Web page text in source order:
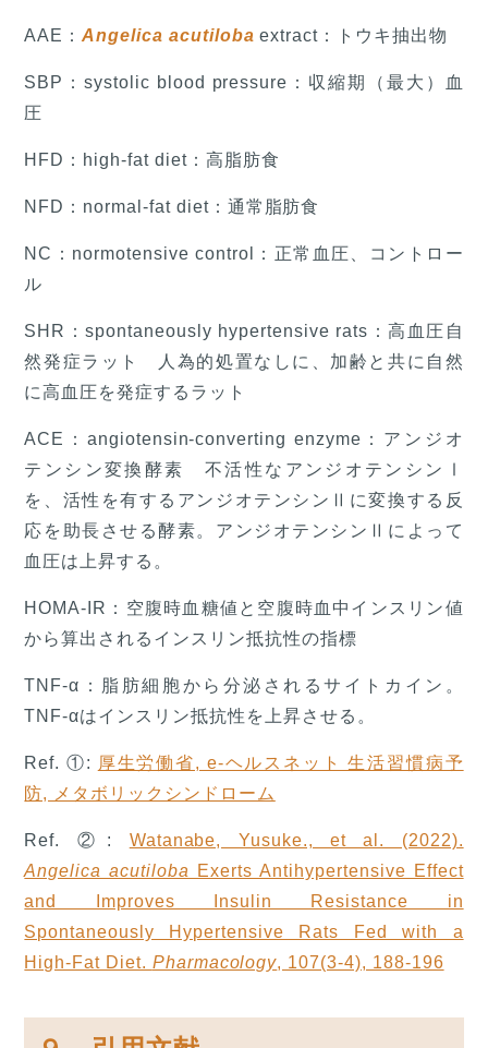
AAE：Angelica acutiloba extract：トウキ抽出物
SBP：systolic blood pressure：収縮期（最大）血
圧
HFD：high-fat diet：高脂肪食
NFD：normal-fat diet：通常脂肪食
NC：normotensive control：正常血圧、コントロー
ル
SHR：spontaneously hypertensive rats：高血圧自
然発症ラット 人為的処置なしに、加齢と共に自然
に高血圧を発症するラット
ACE：angiotensin-converting enzyme：アンジオ
テンシン変換酵素 不活性なアンジオテンシンⅠ
を、活性を有するアンジオテンシンⅡに変換する反
応を助長させる酵素。アンジオテンシンⅡによって
血圧は上昇する。
HOMA-IR：空腹時血糖値と空腹時血中インスリン値
から算出されるインスリン抵抗性の指標
TNF-α：脂肪細胞から分泌されるサイトカイン。
TNF-αはインスリン抵抗性を上昇させる。
Ref. ①: 厚生労働省, e-ヘルスネット 生活習慣病予
防, メタボリックシンドローム
Ref. ②: Watanabe, Yusuke., et al. (2022).
Angelica acutiloba
Exerts Antihypertensive Effect
and Improves Insulin Resistance in
Spontaneously Hypertensive Rats Fed with a
High-Fat Diet. Pharmacology, 107(3-4), 188-196